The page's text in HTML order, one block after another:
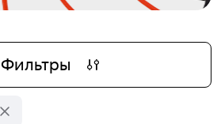
Фильтры